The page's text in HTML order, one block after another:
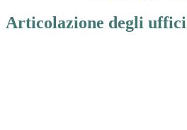
Articolazione degli uffici